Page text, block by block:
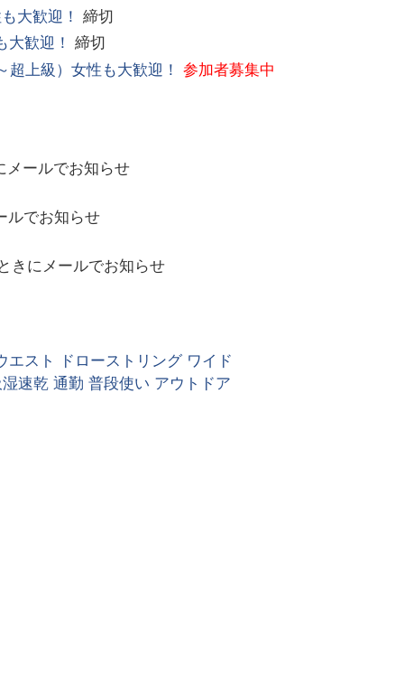
大歓迎！
締切
歓迎！
締切
上級）女性も大歓迎！
参加者募集中
メールでお知らせ
ルでお知らせ
きにメールでお知らせ
スト ドローストリング ワイド
速乾 通勤 普段使い アウトドア